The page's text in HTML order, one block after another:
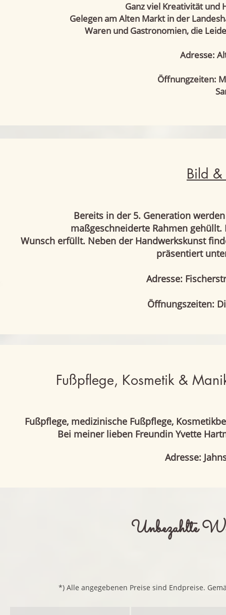
Ganz viel Kreativität und
Gelegen am Alten Markt in der
Waren und Gastronomien, die
Adresse:
Öffnungzeiten:
Bild &
Bereits in der 5. Generation
maßgeschneiderte Rahmen
Wunsch erfüllt. Neben der Handwerkskunst
präsentiert
Adresse:
Öffnungszeiten:
Fußpflege, Kosmetik &
Fußpflege, medizinische Fußpflege,
Bei meiner lieben Freundin Yvette
Adresse:
Unbezahlte
*) Alle angegebenen Preise sind Endpreise.